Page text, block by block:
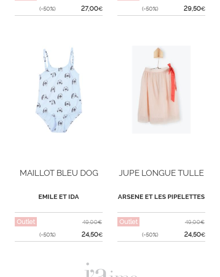
(-50%) 27,00€ (-50%) 29,50€
MAILLOT BLEU DOG
EMILE ET IDA
Outlet
(-50%)
49,00€
24,50€
JUPE LONGUE TULLE
ARSENE ET LES PIPELETTES
Outlet
(-50%)
49,00€
24,50€